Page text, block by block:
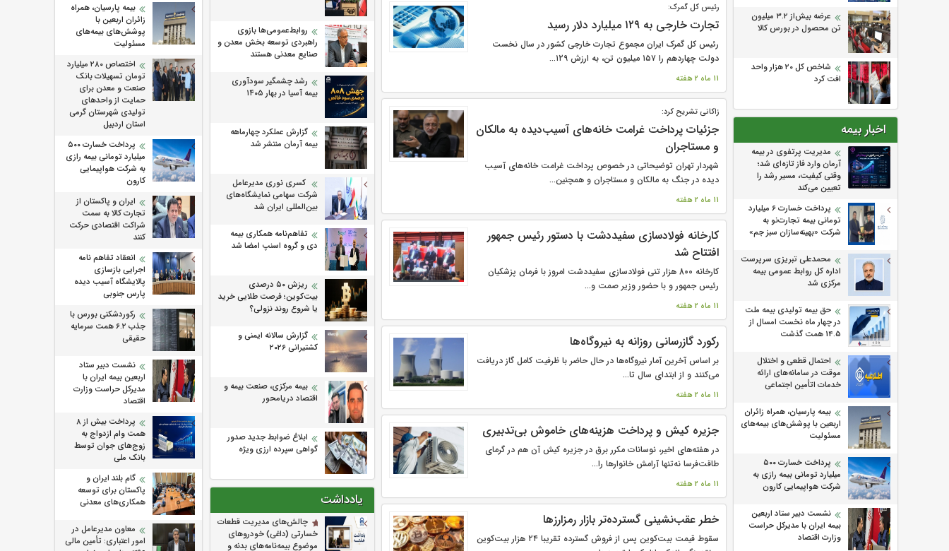
عرضه بیش‌از ۳.۲ میلیون
تن محصول در بورس کالا
شاخص کل ۲۰ هزار واحد
افت کرد
اخبار بیمه
مدیریت پرتفوی در بیمه
آرمان وارد فاز تازه‌ای شد؛
وقتی کیفیت، مسیر رشد را
تعیین می‌کند
پرداخت خسارت ۶ میلیارد
تومانی بیمه تجارت‌نو به
شرکت «بهینه‌سازان سبز جم»
محمدعلی تبریزی سرپرست
اداره كل روابط عمومی بیمه
مركزی شد
حق بیمه تولیدی بیمه ملت
در چهار ماه نخست امسال از
14.5 همت گذشت
احتمال قطعی و اختلال
موقت در سامانه‌های ارائه
خدمات اتأمین اجتماعی
بیمه پارسیان، همراه زائران
اربعین با پوشش‌های بیمه‌های
مسئولیت
پرداخت خسارت ۵۰۰
میلیارد تومانی بیمه رازی به
شرکت هواپیمایی کارون
نشست دبیر ستاد اربعین
بیمه ایران با مدیرکل حراست
وزارت اقتصاد
رئیس کل گمرک:
تجارت خارجی به ۱۲۹ میلیارد دلار رسید
رئیس کل گمرک ایران مجموع تجارت خارجی کشور در سال نخست
دولت چهاردهم را ۱۵۷ میلیون تن، به ارزش ۱۲۹...
11 ماه 2 هفته
زاکانی تشریح کرد:
جزئیات پرداخت غرامت خانه‌های آسیب‌دیده به مالکان
و مستاجران
شهردار تهران توضیحاتی در خصوص پرداخت غرامت خانه‌های آسیب
دیده در جنگ به مالکان و مستاجران و همچنین...
11 ماه 2 هفته
کارخانه فولادسازی سفیددشت با دستور رئیس جمهور
افتتاح شد
کارخانه 800 هزار تنی فولادسازی سفیددشت امروز با فرمان پزشکیان
رئیس جمهور و با حضور وزیر صمت و...
11 ماه 2 هفته
رکورد گازرسانی روزانه به نیروگاه‌ها
بر اساس آخرین آمار نیروگاه‌ها در حال حاضر با ظرفیت کامل گاز دریافت
می‌کنند و از ابتدای سال تا...
11 ماه 2 هفته
جزیره کیش و پرداخت هزینه‌های خاموش بی‌تدبیری
در هفته‌های اخیر، نوسانات مکرر برق در جزیره کیش آن هم در گرمای
طاقت‌فرسا نه‌تنها آرامش خانوارها را...
11 ماه 2 هفته
خطر عقب‌نشینی گسترده‌تر بازار رمزارزها
سقوط قیمت بیت‌کوین پس از فروش گسترده تقریبا ۲۴ هزار بیت‌کوین
روابط‌‌عمومی‌ها بازوی
راهبردی توسعه بخش معدن و
صنایع معدنی هستند
رشد چشمگیر سودآوری
بیمه آسیا در بهار ۱۴۰۵
گزارش عملکرد چهارماهه
بیمه آرمان منتشر شد
کسری نوری مدیرعامل
شرکت سهامی نمایشگاه‌های
بین‌المللی ایران شد
تفاهم‌نامه همکاری بیمه
دی و گروه اسنپ امضا شد
ریزش ۵۰ درصدی
بیت‌کوین؛ فرصت طلایی خرید
یا شروع روند نزولی؟
گزارش سالانه ایمنی و
كشتیرانی ۲۰۲۶
بیمه مرکزی، صنعت بیمه و
اقتصاد دریامحور
ابلاغ ضوابط جدید صدور
گواهی سپرده ارزی ویژه
یادداشت
چالش‌های مدیریت قطعات
خسارتی (داغی) خودروهای
موضوع بیمه‌نامه‌های بدنه و
بیمه پارسیان، همراه
زائران اربعین با
پوشش‌های بیمه‌های
مسئولیت
اختصاص ۲۸۰ میلیارد
تومان تسهیلات بانک
صنعت و معدن برای
حمایت از واحدهای
تولیدی شهرستان گرمی
استان اردبیل
پرداخت خسارت ۵۰۰
میلیارد تومانی بیمه رازی
به شرکت هواپیمایی
کارون
ایران و پاکستان از
تجارت کالا به سمت
شراکت اقتصادی حرکت
کنند
انعقاد تفاهم نامه
اجرایی بازسازی
پالایشگاه آسیب دیده
پارس جنوبی
رکوردشکنی بورس با
جذب ۶.۲ همت سرمایه
حقیقی
نشست دبیر ستاد
اربعین بیمه ایران با
مدیرکل حراست وزارت
اقتصاد
پرداخت بیش از ۸
همت وام ازدواج به
زوج‌های جوان توسط
بانک ملی
گام بلند ایران و
پاکستان برای توسعه
همکاری‌های معدنی
معاون مدیرعامل در
امور اعتباری: تأمین مالی